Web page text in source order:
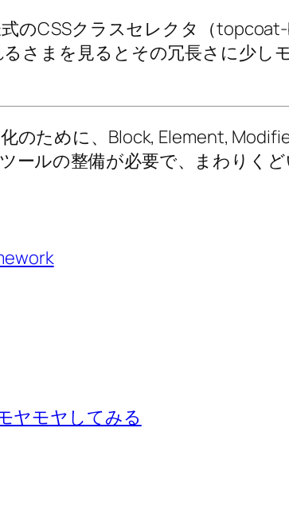
式のCSSクラスセレクタ（
さまを見るとその冗長さに少し
のために、Block, Element,
ールの整備が必要で、まわりく
ヤモヤしてみる